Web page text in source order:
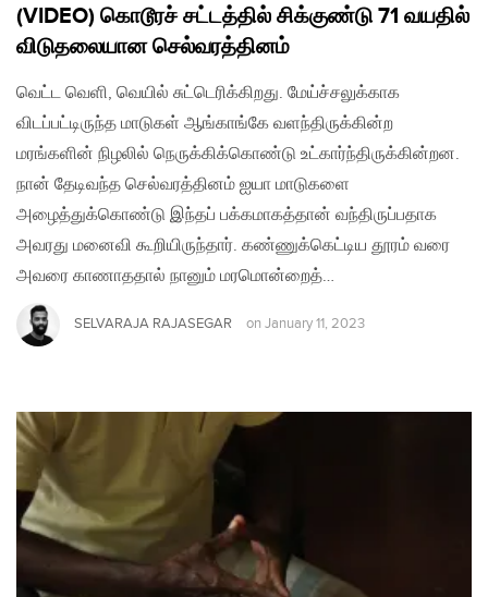
(VIDEO) கொடூரச் சட்டத்தில் சிக்குண்டு 71 வயதில்
விடுதலையான செல்வரத்தினம்
வெட்ட வெளி, வெயில் சுட்டெரிக்கிறது. மேய்ச்சலுக்காக
விடப்பட்டிருந்த மாடுகள் ஆங்காங்கே வளந்திருக்கின்ற
மரங்களின் நிழலில் நெருக்கிக்கொண்டு உட்கார்ந்திருக்கின்றன.
நான் தேடிவந்த செல்வரத்தினம் ஐயா மாடுகளை
அழைத்துக்கொண்டு இந்தப் பக்கமாகத்தான் வந்திருப்பதாக
அவரது மனைவி கூறியிருந்தார். கண்ணுக்கெட்டிய தூரம் வரை
அவரை காணாததால் நானும் மரமொன்றைத்…
SELVARAJA RAJASEGAR on January 11, 2023